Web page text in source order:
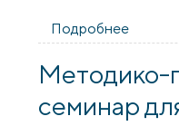
Подробнее
Методико-
семинар